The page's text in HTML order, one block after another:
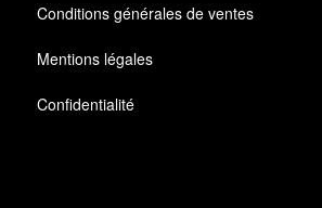
Conditions générales de ventes
Mentions légales
Confidentialité